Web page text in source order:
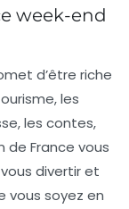
week-end
d’être riche
, les
, les contes,
de France vous
divertir et
vous soyez en